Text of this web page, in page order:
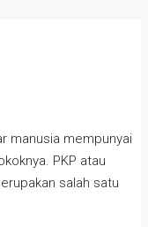
manusia mempunyai
PKP atau
salah satu